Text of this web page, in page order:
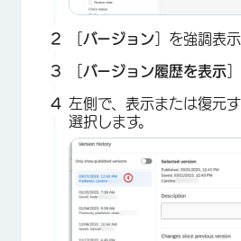
バージョン ］を強調表
バージョン履歴を表示
左側で、表示または復元
選択します。